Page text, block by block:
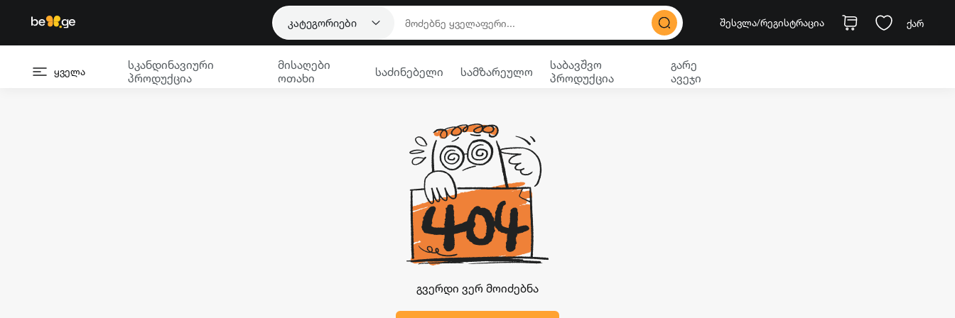
კატეგორიები შესვლა/რეგისტრაცია ქარ
ყველა
სკანდინავიური
პროდუქცია
მისაღები
ოთახი
საძინებელი სამზარეულო
საბავშვო
პროდუქცია
გარე
ავეჯი
გვერდი ვერ მოიძებნა